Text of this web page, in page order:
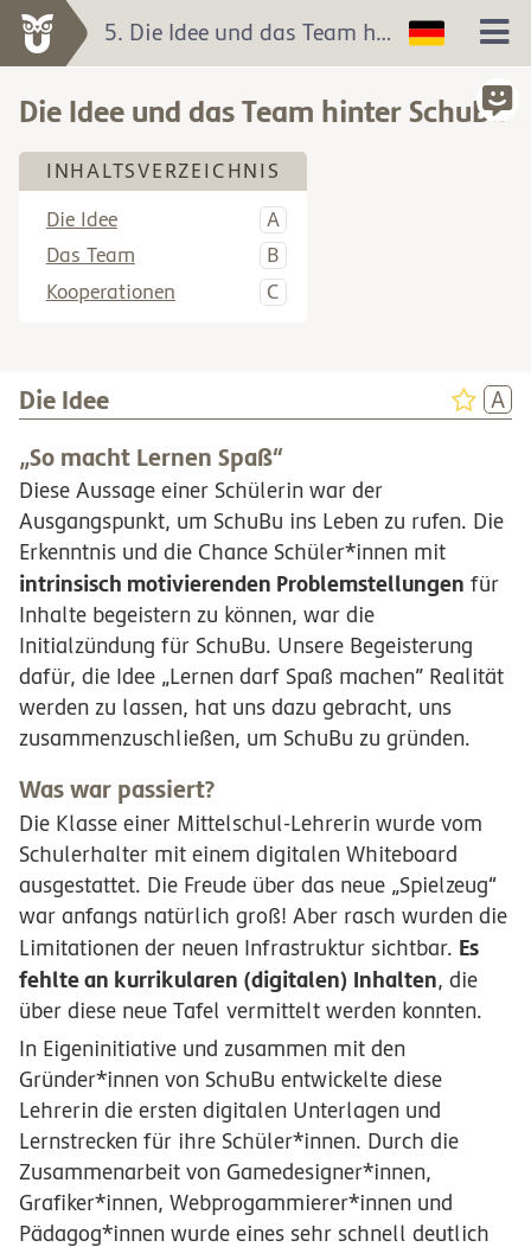
Die Idee und das Team hinter SchuBu
INHALTSVERZEICHNIS
Die Idee
Das Team
Kooperationen
Die Idee
„So macht Lernen Spaß“
Diese Aussage einer Schülerin war der
Ausgangspunkt, um SchuBu ins Leben zu rufen. Die
Erkenntnis und die Chance Schüler*innen mit
intrinsisch motivierenden Problemstellungen für
Inhalte begeistern zu können, war die
Initialzündung für SchuBu. Unsere Begeisterung
dafür, die Idee „Lernen darf Spaß machen” Realität
werden zu lassen, hat uns dazu gebracht, uns
zusammenzuschließen, um SchuBu zu gründen.
Was war passiert?
Die Klasse einer Mittelschul-Lehrerin wurde vom
Schulerhalter mit einem digitalen Whiteboard
ausgestattet. Die Freude über das neue „Spielzeug“
war anfangs natürlich groß! Aber rasch wurden die
Limitationen der neuen Infrastruktur sichtbar. Es
fehlte an kurrikularen (digitalen) Inhalten, die
über diese neue Tafel vermittelt werden konnten.
In Eigeninitiative und zusammen mit den
Gründer*innen von SchuBu entwickelte diese
Lehrerin die ersten digitalen Unterlagen und
Lernstrecken für ihre Schüler*innen. Durch die
Zusammenarbeit von Gamedesigner*innen,
Grafiker*innen, Webprogammierer*innen und
Pädagog*innen wurde eines sehr schnell deutlich
5. Die Idee und das Team hinter SchuBu